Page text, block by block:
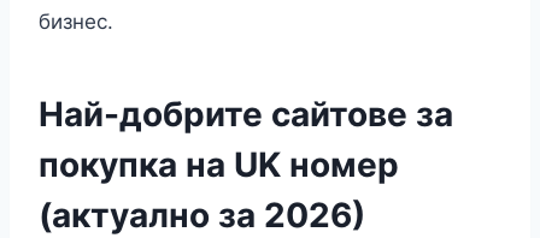
бизнес.
Най-добрите сайтове за
покупка на UK номер
(актуално за 2026)